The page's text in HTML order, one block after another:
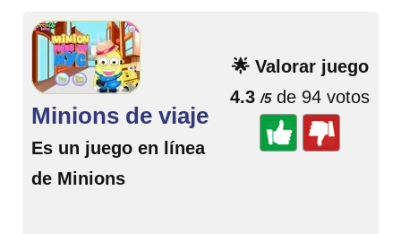
🌟 Valorar juego
4.3 /5de 94 votos
Minions de viaje
Es un juego en línea
de Minions